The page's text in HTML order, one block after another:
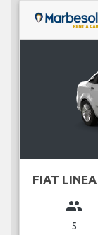
FIAT LINEA
group
5